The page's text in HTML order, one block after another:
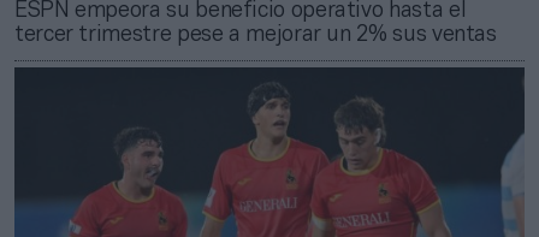
ESPN empeora su beneficio operativo hasta el
tercer trimestre pese a mejorar un 2% sus ventas